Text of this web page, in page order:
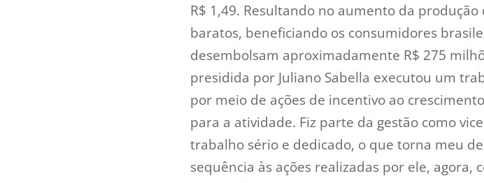
R$ 1,49. Resultando no aumento da
baratos, beneficiando os consumidores
desembolsam aproximadamente R$ 275
presidida por Juliano Sabella executou um
por meio de ações de incentivo ao
para a atividade. Fiz parte da gestão como
trabalho sério e dedicado, o que torna meu
sequência às ações realizadas por ele,